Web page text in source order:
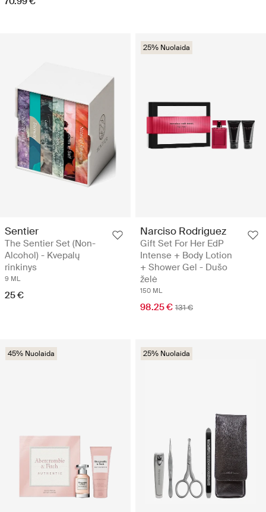
Sentier
The Sentier Set (Non-
Alcohol) - Kvepalų
rinkinys
9 ML
25 €
25% Nuolaida
Narciso Rodriguez
Gift Set For Her EdP
Intense + Body Lotion
+ Shower Gel - Dušo
želė
150 ML
98.25 € 131 €
45% Nuolaida 25% Nuolaida